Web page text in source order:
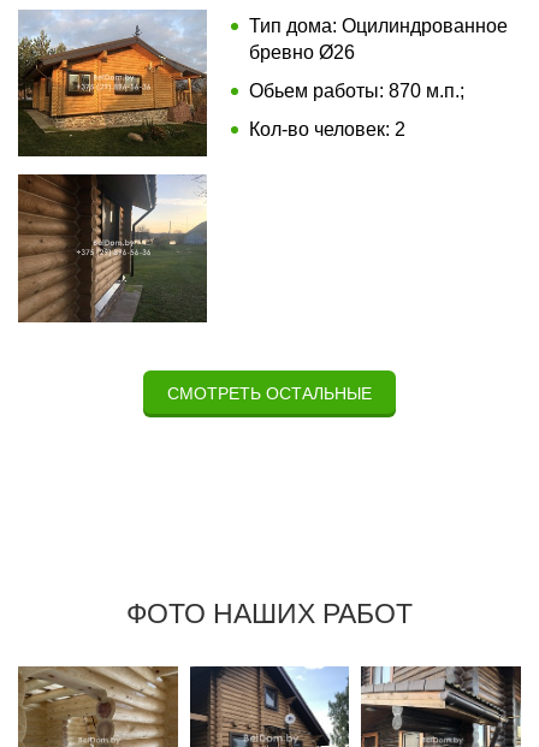
Тип дома: Оцилиндрованное
бревно Ø26
Обьем работы: 870 м.п.;
Кол-во человек: 2
СМОТРЕТЬ ОСТАЛЬНЫЕ
ФОТО НАШИХ РАБОТ